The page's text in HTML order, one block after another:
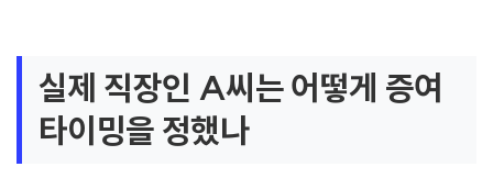
실제 직장인 A씨는 어떻게 증여
타이밍을 정했나